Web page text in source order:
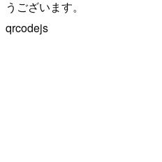
うございます。
qrcodejs